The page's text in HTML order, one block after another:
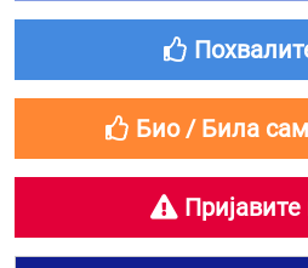
Био / Била сам